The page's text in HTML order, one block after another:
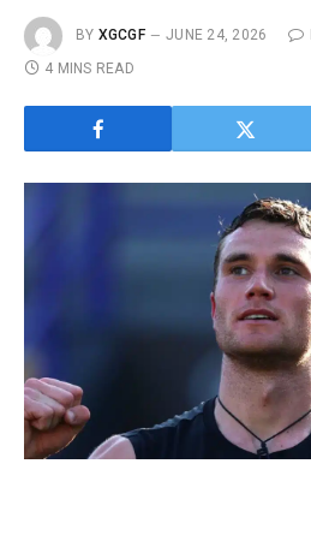
BY XGCGF JUNE 24, 2026
4 MINS READ